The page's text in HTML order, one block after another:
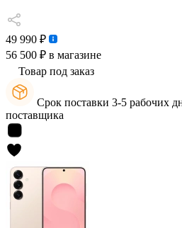
49 990 ₽
56 500 ₽ в магазине
Товар под заказ
Срок поставки 3-5 рабочих
поставщика